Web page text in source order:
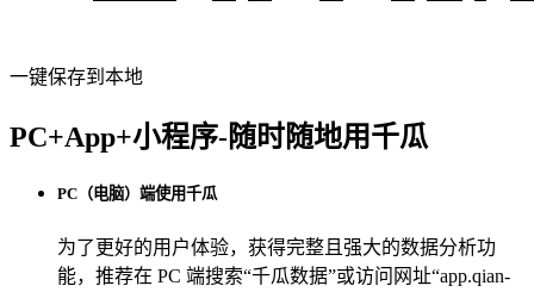
一键保存到本地
PC+App+小程序-随时随地用千瓜
PC（电脑）端使用千瓜
为了更好的用户体验，获得完整且强大的数据分析功
能，推荐在 PC 端搜索“千瓜数据”或访问网址“app.qian-